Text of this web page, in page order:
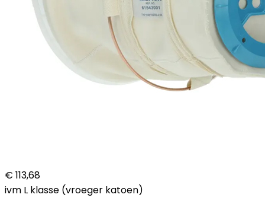
€ 113,68
ivm L klasse (vroeger katoen)